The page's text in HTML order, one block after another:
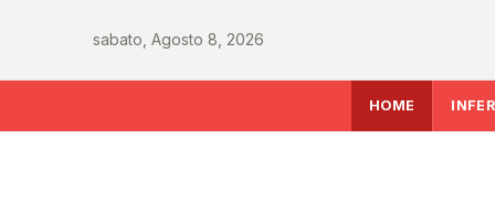
sabato, Agosto 8, 2026
HOME